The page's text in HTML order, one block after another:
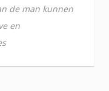
de man kunnen
en